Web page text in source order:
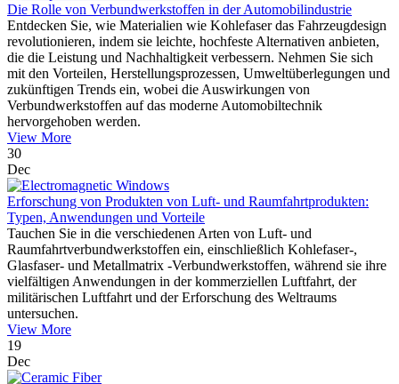
Die Rolle von Verbundwerkstoffen in der Automobilindustrie
Entdecken Sie, wie Materialien wie Kohlefaser das Fahrzeugdesign
revolutionieren, indem sie leichte, hochfeste Alternativen anbieten,
die die Leistung und Nachhaltigkeit verbessern. Nehmen Sie sich
mit den Vorteilen, Herstellungsprozessen, Umweltüberlegungen und
zukünftigen Trends ein, wobei die Auswirkungen von
Verbundwerkstoffen auf das moderne Automobiltechnik
hervorgehoben werden.
View More
30
Dec
Erforschung von Produkten von Luft- und Raumfahrtprodukten:
Typen, Anwendungen und Vorteile
Tauchen Sie in die verschiedenen Arten von Luft- und
Raumfahrtverbundwerkstoffen ein, einschließlich Kohlefaser-,
Glasfaser- und Metallmatrix -Verbundwerkstoffen, während sie ihre
vielfältigen Anwendungen in der kommerziellen Luftfahrt, der
militärischen Luftfahrt und der Erforschung des Weltraums
untersuchen.
View More
19
Dec